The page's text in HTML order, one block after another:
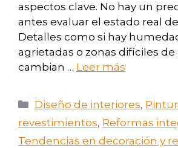
aspectos clave. No hay un
antes evaluar el estado real
Detalles como si hay
agrietadas o zonas difíciles de
cambian … Leer más
Diseño de interiores,
revestimientos, Reformas
Tendencias en decoración y